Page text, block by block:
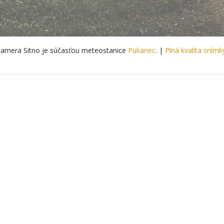
Sitno je súčasťou meteostanice Pukanec. | Plná kvalita